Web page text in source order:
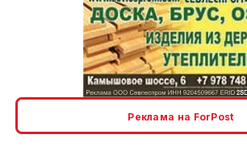
Реклама на ForPost